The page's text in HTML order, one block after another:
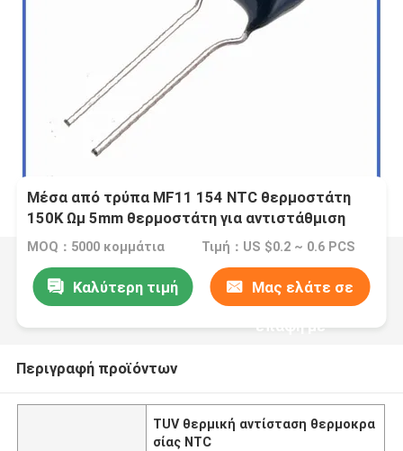
Μέσα από τρύπα MF11 154 NTC θερμοστάτη
150K Ωμ 5mm θερμοστάτη για αντιστάθμιση
θερμοκρασίας
MOQ：5000 κομμάτια Τιμή：US $0.2 ~ 0.6 PCS
Καλύτερη τιμή Μας ελάτε σε
επαφή με
Περιγραφή προϊόντων
TUV θερμική αντίσταση θερμοκρα
σίας NTC